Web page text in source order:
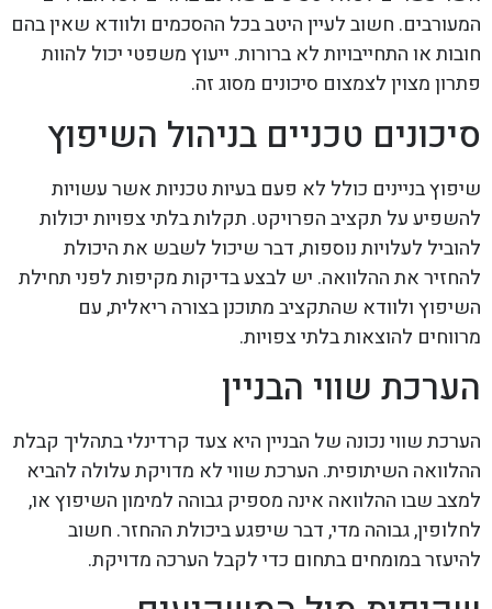
המעורבים. חשוב לעיין היטב בכל ההסכמים ולוודא שאין בהם
חובות או התחייבויות לא ברורות. ייעוץ משפטי יכול להוות
פתרון מצוין לצמצום סיכונים מסוג זה.
סיכונים טכניים בניהול השיפוץ
שיפוץ בניינים כולל לא פעם בעיות טכניות אשר עשויות
להשפיע על תקציב הפרויקט. תקלות בלתי צפויות יכולות
להוביל לעלויות נוספות, דבר שיכול לשבש את היכולת
להחזיר את ההלוואה. יש לבצע בדיקות מקיפות לפני תחילת
השיפוץ ולוודא שהתקציב מתוכנן בצורה ריאלית, עם
מרווחים להוצאות בלתי צפויות.
הערכת שווי הבניין
הערכת שווי נכונה של הבניין היא צעד קרדינלי בתהליך קבלת
ההלוואה השיתופית. הערכת שווי לא מדויקת עלולה להביא
למצב שבו ההלוואה אינה מספיק גבוהה למימון השיפוץ או,
לחלופין, גבוהה מדי, דבר שיפגע ביכולת ההחזר. חשוב
להיעזר במומחים בתחום כדי לקבל הערכה מדויקת.